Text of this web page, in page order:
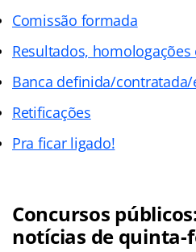
Comissão formada
Resultados, homologações
Banca definida/
Retificações
Pra ficar ligado!
Concursos
notícias de quinta-